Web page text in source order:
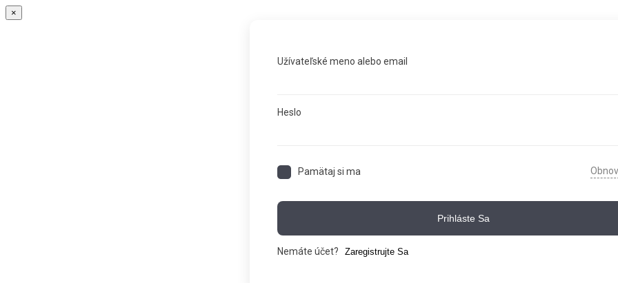
×
Užívateľské meno alebo email
Heslo
Pamätaj si ma
Prihláste Sa
Nemáte účet? Zaregistrujte Sa